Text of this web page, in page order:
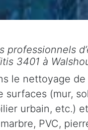
professionnels
3401 à
le nettoyage
surfaces (mur,
urbain, etc.)
PVC,